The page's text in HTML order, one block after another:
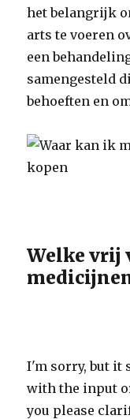
het belangrijk
arts te voeren
een
samengesteld
behoeften en
Welke vrij
I'm sorry, but it
with the input
you please